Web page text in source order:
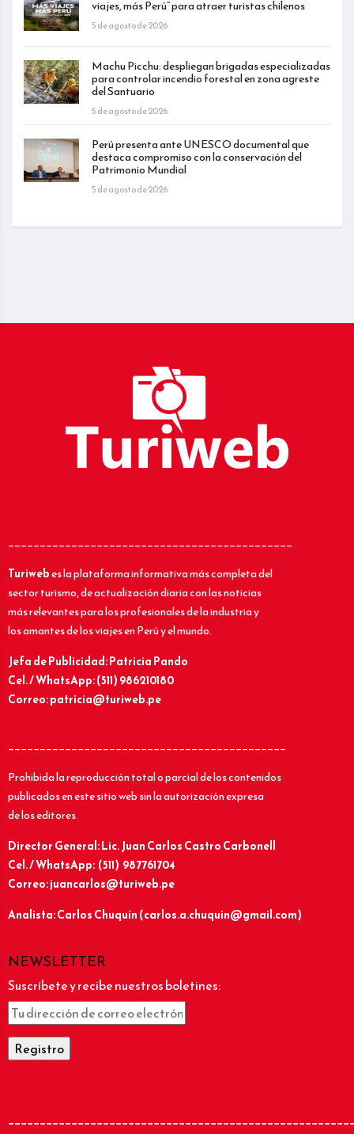
viajes, más Perú” para atraer turistas chilenos
5 de agosto de 2026
Machu Picchu: despliegan brigadas especializadas
para controlar incendio forestal en zona agreste
del Santuario
5 de agosto de 2026
Perú presenta ante UNESCO documental que
destaca compromiso con la conservación del
Patrimonio Mundial
5 de agosto de 2026
_____________________________________________
Turiwebes la plataforma informativa más completa del
sector turismo, de actualización diaria con las noticias
más relevantes para los profesionales de la industria y
los amantes de los viajes en Perú y el mundo.
Jefa de Publicidad: Patricia Pando
Cel. / WhatsApp: (511) 986210180
Correo: patricia@turiweb.pe
____________________________________________
Prohibida la reproducción total o parcial de los contenidos
publicados en este sitio web sin la autorización expresa
de los editores.
Director General: Lic.Juan Carlos Castro Carbonell
Cel. / WhatsApp: (511) 987761704
Correo: juancarlos@turiweb.pe
Analista: Carlos Chuquín (carlos.a.chuquin@gmail.com)
NEWSLETTER
Suscríbete y recibe nuestros boletines: